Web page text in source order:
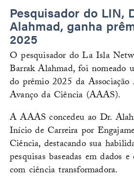
Pesquisador do LIN,
Alahmad, ganha
2025
O pesquisador do La Isla
Barrak Alahmad, foi nomeado
do prêmio 2025 da
Avanço da Ciência (AAAS).
A AAAS concedeu ao Dr.
Início de Carreira por
Ciência, destacando sua
pesquisas baseadas em dados
com ciência transformadora.